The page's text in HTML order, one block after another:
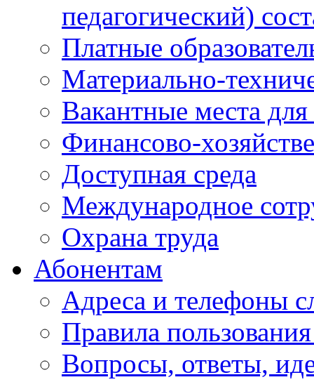
педагогический)
Платные
Материально-
Вакантные места
Финансово-
Доступная среда
Международное
Охрана труда
Абонентам
Адреса и телефоны
Правила
Вопросы, ответы,